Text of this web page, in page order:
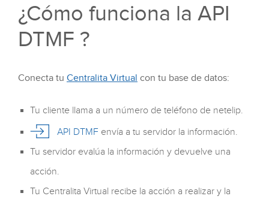
¿Cómo funciona la API
DTMF ?
Conecta tu Centralita Virtual con tu base de datos:
Tu cliente llama a un número de teléfono de netelip.
API DTMF envía a tu servidor la información.
Tu servidor evalúa la información y devuelve una
acción.
Tu Centralita Virtual recibe la acción a realizar y la